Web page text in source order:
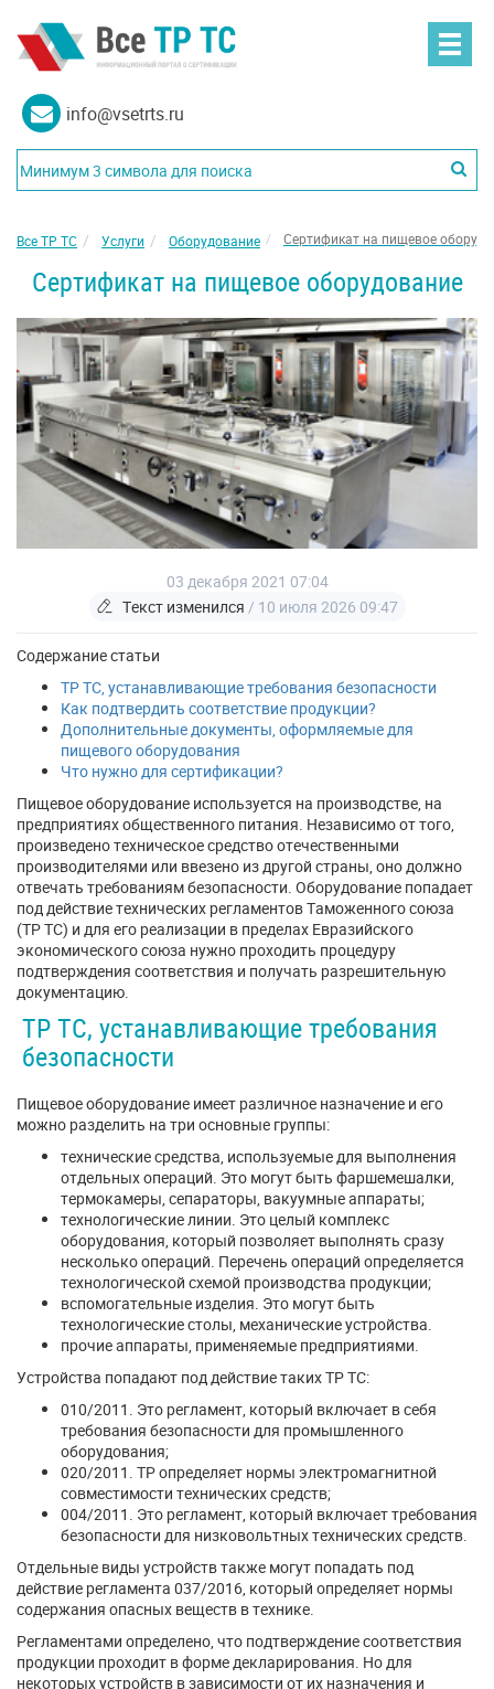
info@vsetrts.ru
Все ТР ТС Услуги Оборудование Сертификат на пищевое
Сертификат на пищевое оборудование
03 декабря 2021 07:04
Текст изменился / 10 июля 2026 09:47
Содержание статьи
ТР ТС, устанавливающие требования безопасности
Как подтвердить соответствие продукции?
Дополнительные документы, оформляемые для
пищевого оборудования
Что нужно для сертификации?
Пищевое оборудование используется на производстве, на
предприятиях общественного питания. Независимо от того,
произведено техническое средство отечественными
производителями или ввезено из другой страны, оно должно
отвечать требованиям безопасности. Оборудование попадает
под действие технических регламентов Таможенного союза
(ТР ТС) и для его реализации в пределах Евразийского
экономического союза нужно проходить процедуру
подтверждения соответствия и получать разрешительную
документацию.
ТР ТС, устанавливающие требования
безопасности
Пищевое оборудование имеет различное назначение и его
можно разделить на три основные группы:
технические средства, используемые для выполнения
отдельных операций. Это могут быть фаршемешалки,
термокамеры, сепараторы, вакуумные аппараты;
технологические линии. Это целый комплекс
оборудования, который позволяет выполнять сразу
несколько операций. Перечень операций определяется
технологической схемой производства продукции;
вспомогательные изделия. Это могут быть
технологические столы, механические устройства.
прочие аппараты, применяемые предприятиями.
Устройства попадают под действие таких ТР ТС:
010/2011. Это регламент, который включает в себя
требования безопасности для промышленного
оборудования;
020/2011. ТР определяет нормы электромагнитной
совместимости технических средств;
004/2011. Это регламент, который включает требования
безопасности для низковольтных технических средств.
Отдельные виды устройств также могут попадать под
действие регламента 037/2016, который определяет нормы
содержания опасных веществ в технике.
Регламентами определено, что подтверждение соответствия
продукции проходит в форме декларирования. Но для
некоторых устройств в зависимости от их назначения и